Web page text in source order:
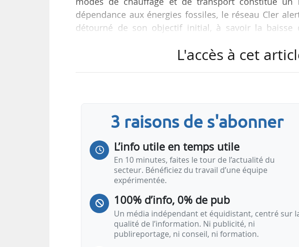
dépendance aux énergies fossiles, le réseau Cler
détourné de son objectif initial, à savoir la baisse
CEE permettra d’accompagner durablement les
L'accès à cet
3 raisons de s'abonner
L’info utile en temps utile
En 10 minutes, faites le tour de l’actualité du
secteur. Bénéficiez du travail d’une équipe
expérimentée.
100% d’info, 0% de pub
Un média indépendant et équidistant, centré sur
qualité de l’information. Ni publicité, ni
publireportage, ni conseil, ni formation.